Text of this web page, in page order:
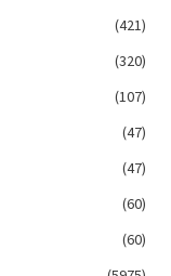
(421)
(320)
(107)
(47)
(47)
(60)
(60)